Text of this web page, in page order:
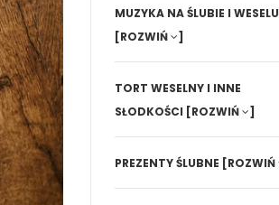
MUZYKA NA ŚLUBIE I WESELU
[ROZWIŃ
]
TORT WESELNY I INNE
SŁODKOŚCI [ROZWIŃ ]
PREZENTY ŚLUBNE [ROZWIŃ